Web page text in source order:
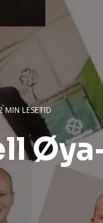
MIN LESETID